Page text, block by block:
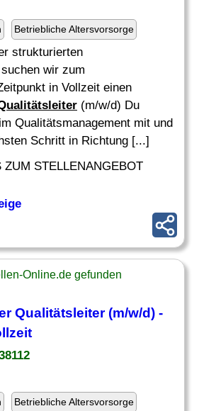
Betriebliche Altersvorsorge
strukturierten
wir zum
in Vollzeit einen
(m/w/d) Du
Qualitätsmanagement mit und
Schritt in Richtung [...]
ZUM STELLENANGEBOT
Online.de gefunden
Qualitätsleiter(m/w/d) -
Betriebliche Altersvorsorge